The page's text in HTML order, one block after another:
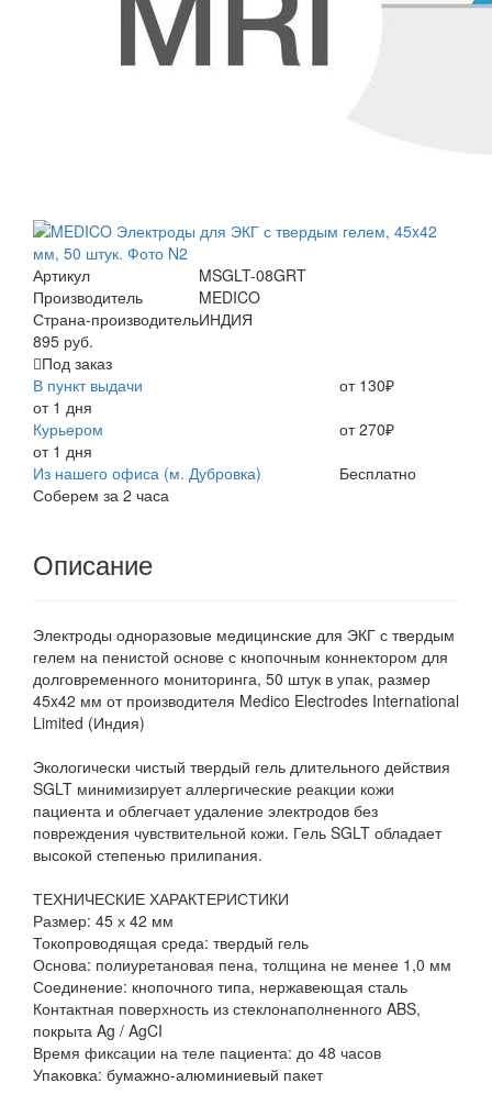
Артикул
MSGLT-08GRT
Производитель
MEDICO
Страна-производительИНДИЯ
895 руб.
Под заказ
В пункт выдачи
от 1 дня
от 130₽
Курьером
от 1 дня
от 270₽
Из нашего офиса (м. Дубровка)
Соберем за 2 часа
Бесплатно
Описание
Электроды одноразовые медицинские для ЭКГ с твердым
гелем на пенистой основе с кнопочным коннектором для
долговременного мониторинга, 50 штук в упак, размер
45x42 мм от производителя Medico Electrodes International
Limited (Индия)
Экологически чистый твердый гель длительного действия
SGLT минимизирует аллергические реакции кожи
пациента и облегчает удаление электродов без
повреждения чувствительной кожи. Гель SGLT обладает
высокой степенью прилипания.
ТЕХНИЧЕСКИЕ ХАРАКТЕРИСТИКИ
Размер: 45 х 42 мм
Токопроводящая среда: твердый гель
Основа: полиуретановая пена, толщина не менее 1,0 мм
Соединение: кнопочного типа, нержавеющая сталь
Контактная поверхность из стеклонаполненного ABS,
покрыта Ag / AgCI
Время фиксации на теле пациента: до 48 часов
Упаковка: бумажно-алюминиевый пакет